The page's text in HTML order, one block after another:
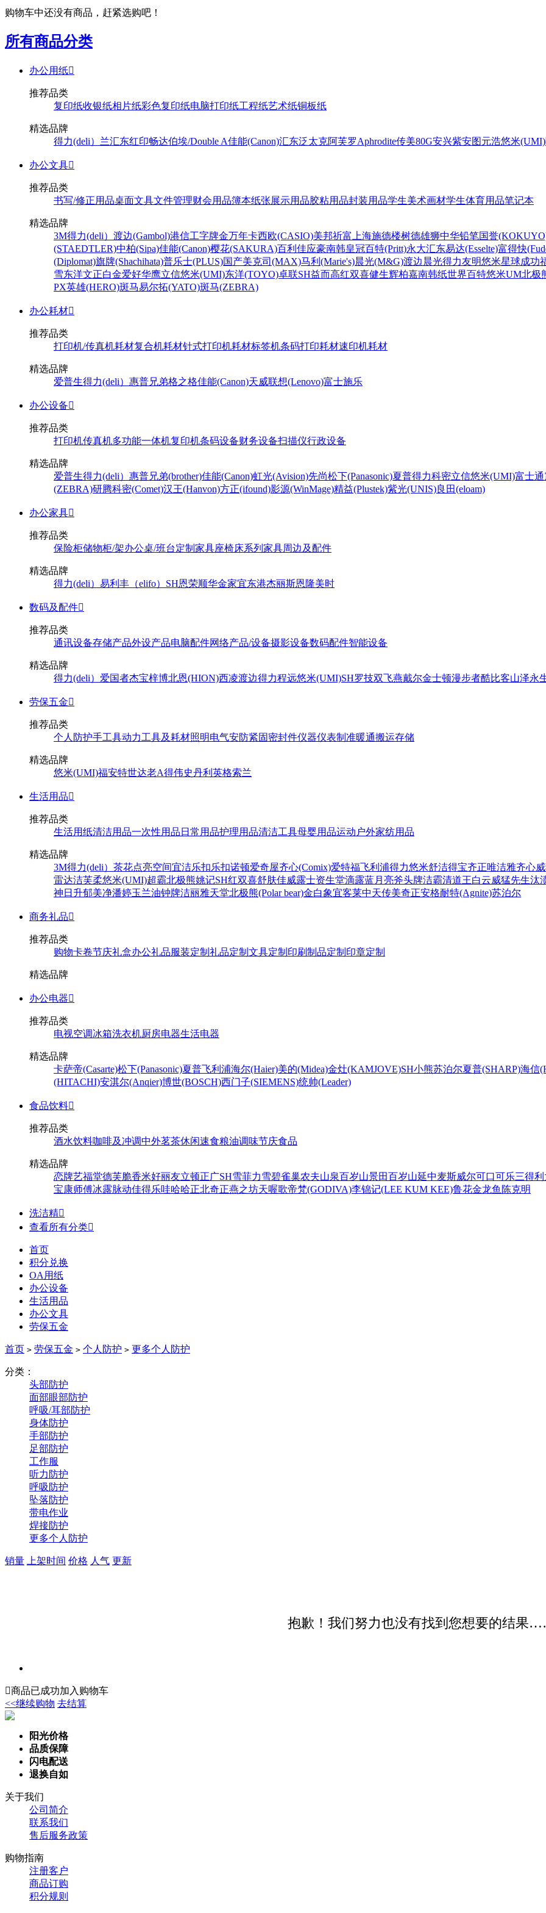
购物车中还没有商品，赶紧选购吧！
所有商品分类
办公用纸
推荐品类
复印纸收银纸相片纸彩色复印纸电脑打印纸工程纸艺术纸铜板纸
精选品牌
得力(deli） 兰汇东红印畅达伯埃/Double A佳能(Canon)汇东泛太克阿芙罗Aphrodite传美80G安兴紫安图元浩悠米(UMI)
办公文具
推荐品类
书写/修正用品桌面文具文件管理财会用品簿本纸张展示用品胶粘用品封装用品学生美术画材学生体育用品笔记本
精选品牌
3M得力(deli） 渡边(Gambol)港信工字牌金万年卡西欧(CASIO)美邦祈富 上海施德楼树德雄狮中华铅笔国誉
(STAEDTLER)中柏(Sipa)佳能(Canon)樱花(SAKURA)百利佳应豪南韩皇冠百特(Pritt)永大汇东易达(Esselte)富得快
(Diplomat)旗牌(Shachihata)普乐士(PLUS)国产美克司(MAX)马利(Marie's)晨光(M&G)渡边 晨光得力友明悠米星球成功
雪东洋文正白金爱好华鹰立信悠米(UMI)东洋(TOYO)卓联SH益而高红双喜健生辉柏嘉南韩纸世界百特悠米UM北极
PX英雄(HERO)斑马易尔拓(YATO)斑马(ZEBRA)
办公耗材
推荐品类
打印机/传真机耗材复合机耗材针式打印机耗材标签机条码打印耗材速印机耗材
精选品牌
爱普生得力(deli） 惠普兄弟格之格佳能(Canon)天威联想(Lenovo)富士施乐
办公设备
推荐品类
打印机传真机多功能一体机复印机条码设备财务设备扫描仪行政设备
精选品牌
爱普生得力(deli） 惠普兄弟(brother)佳能(Canon)虹光(Avision)先尚松下(Panasonic)夏普得力科密立信悠米(UMI)富士通
(ZEBRA)研腾科密(Comet)汉王(Hanvon)方正(ifound)影源(WinMage)精益(Plustek)紫光(UNIS)良田(eloam)
办公家具
推荐品类
保险柜储物柜/架办公桌/班台定制家具座椅床系列 家具周边及配件
精选品牌
得力(deli） 易利丰（elifo） SH恩荣顺华金家宜东港杰丽斯恩隆美时
数码及配件
推荐品类
通讯设备存储产品外设产品电脑配件网络产品/设备摄影设备数码配件智能设备
精选品牌
得力(deli） 爱国者杰宝梓博北恩(HION)西凌渡边得力程远悠米(UMI)SH罗技双飞燕戴尔金士顿漫步者酷比客山泽永
劳保五金
推荐品类
个人防护手工具动力工具及耗材照明电气安防紧固密封件仪器仪表制准暖通搬运存储
精选品牌
悠米(UMI)福安特世达老A得伟史丹利 英格索兰
生活用品
推荐品类
生活用纸清洁用品一次性用品 日常用品护理用品清洁工具母婴用品运动户外家纺用品
精选品牌
3M得力(deli） 茶花点亮空间宜洁乐扣乐扣诺顿爱奇屋齐心(Comix)爱特福飞利浦得力悠米舒洁得宝齐正唯洁雅齐心
雷达洁芙柔悠米(UMI)超霸北极熊姚记SH红双喜舒肤佳威露士资生堂滴露蓝月亮斧头牌洁霸清道王白云威猛先生汰
神 日升郁美净潘婷玉兰油钟牌洁丽雅天堂北极熊(Polar bear)金白象宜客莱中天传美奇正安格耐特(Agnite)苏泊尔
商务礼品
推荐品类
购物卡卷节庆礼盒办公礼品服装定制 礼品定制 文具定制 印刷制品定制 印章定制
精选品牌
办公电器
推荐品类
电视空调冰箱洗衣机厨房电器生活电器
精选品牌
卡萨帝(Casarte)松下(Panasonic)夏普飞利浦海尔(Haier)美的(Midea)金灶(KAMJOVE)SH小熊苏泊尔夏普(SHARP)海信
(HITACHI)安淇尔(Anqier)博世(BOSCH)西门子(SIEMENS)统帅(Leader)
食品饮料
推荐品类
酒水饮料咖啡及冲调中外茗茶休闲速食粮油调味节庆食品
精选品牌
恋牌艺福堂德芙脆香米好丽友立顿正广SH雪菲力雪碧雀巢农夫山泉百岁山景田百岁山延中麦斯威尔可口可乐三得利
宝康师傅冰露脉动佳得乐哇哈哈正北奇正燕之坊天喔歌帝梵(GODIVA)李锦记(LEE KUM KEE)鲁花金龙鱼 陈克明
洗洁精
查看所有分类
首页
积分兑换
OA用纸
办公设备
生活用品
办公文具
劳保五金
首页 > 劳保五金 > 个人防护 > 更多个人防护
分类：
头部防护
面部眼部防护
呼吸/耳部防护
身体防护
手部防护
足部防护
工作服
听力防护
呼吸防护
坠落防护
带电作业
焊接防护
更多个人防护
销量 上架时间 价格 人气 更新
抱歉！我们努力也没有找到您想要的结果
商品已成功加入购物车
<<继续购物 去结算
阳光价格
品质保障
闪电配送
退换自如
关于我们
公司简介
联系我们
售后服务政策
购物指南
注册客户
商品订购
积分规则